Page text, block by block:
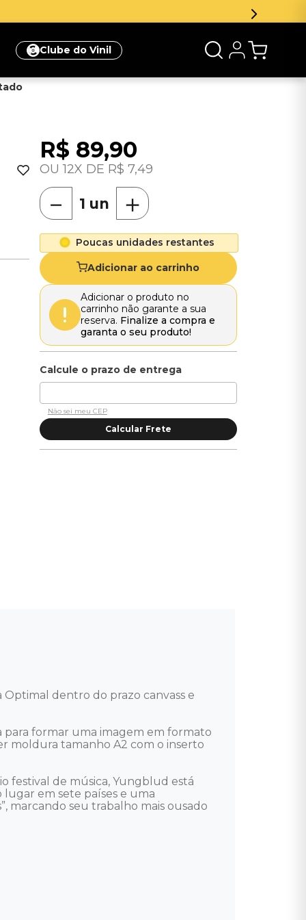
Clube do Vinil
R$ 89,90
12 R$ 7,49
＋
－
Poucas unidades restantes
Adicionar ao carrinho
Adicionar o produto no
carrinho não garante a sua
reserva. Finalize a compra e
garanta o seu produto!
Não sei meu CEP
Optimal dentro do prazo canvass e
formar uma imagem em formato
moldura tamanho A2 com o inserto
festival de música, Yungblud está
em sete países e uma
marcando seu trabalho mais ousado